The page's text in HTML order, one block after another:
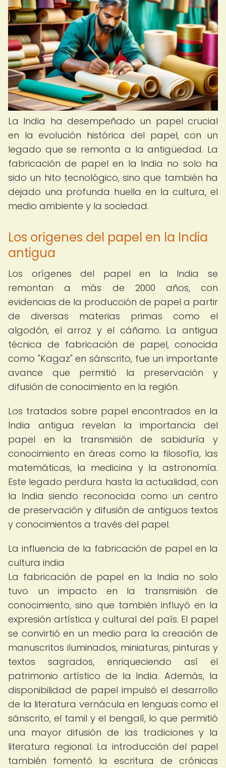
La India ha desempeñado un papel crucial
en la evolución histórica del papel, con un
legado que se remonta a la antigüedad. La
fabricación de papel en la India no solo ha
sido un hito tecnológico, sino que también ha
dejado una profunda huella en la cultura, el
medio ambiente y la sociedad.
Los orígenes del papel en la India
antigua
Los orígenes del papel en la India se
remontan a más de 2000 años, con
evidencias de la producción de papel a partir
de diversas materias primas como el
algodón, el arroz y el cáñamo. La antigua
técnica de fabricación de papel, conocida
como "Kagaz" en sánscrito, fue un importante
avance que permitió la preservación y
difusión de conocimiento en la región.
Los tratados sobre papel encontrados en la
India antigua revelan la importancia del
papel en la transmisión de sabiduría y
conocimiento en áreas como la filosofía, las
matemáticas, la medicina y la astronomía.
Este legado perdura hasta la actualidad, con
la India siendo reconocida como un centro
de preservación y difusión de antiguos textos
y conocimientos a través del papel.
La influencia de la fabricación de papel en la
cultura india
La fabricación de papel en la India no solo
tuvo un impacto en la transmisión de
conocimiento, sino que también influyó en la
expresión artística y cultural del país. El papel
se convirtió en un medio para la creación de
manuscritos iluminados, miniaturas, pinturas y
textos sagrados, enriqueciendo así el
patrimonio artístico de la India. Además, la
disponibilidad de papel impulsó el desarrollo
de la literatura vernácula en lenguas como el
sánscrito, el tamil y el bengalí, lo que permitió
una mayor difusión de las tradiciones y la
literatura regional. La introducción del papel
también fomentó la escritura de crónicas